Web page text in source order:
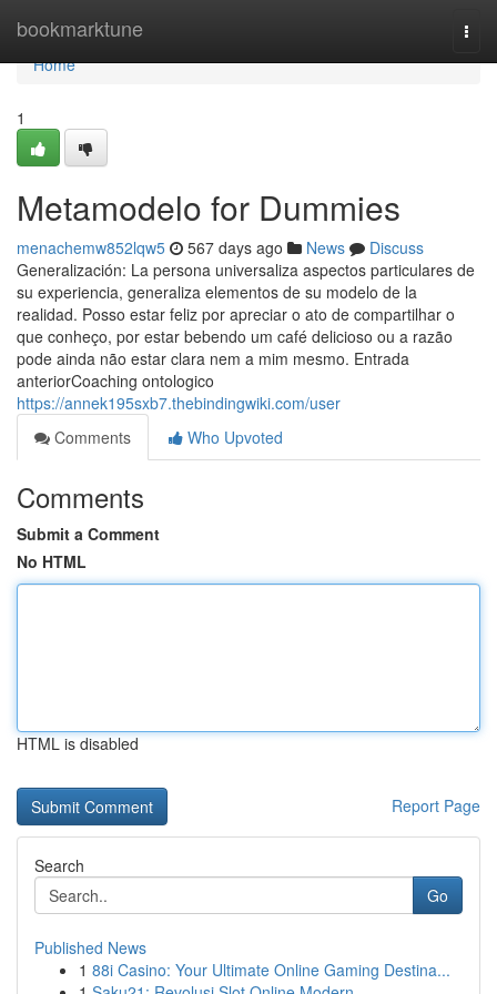
bookmarktune
Home
Home
1
Metamodelo for Dummies
menachemw852lqw5 567 days ago News
Discuss
Generalización: La persona universaliza aspectos particulares de
su experiencia, generaliza elementos de su modelo de la
realidad. Posso estar feliz por apreciar o ato de compartilhar o
que conheço, por estar bebendo um café delicioso ou a razão
pode ainda não estar clara nem a mim mesmo. Entrada
anteriorCoaching ontologico
https://annek195sxb7.thebindingwiki.com/user
Comments
Who Upvoted
Comments
Submit a Comment
No HTML
HTML is disabled
Report Page
Search
Go
Published News
1 88i Casino: Your Ultimate Online Gaming Destina...